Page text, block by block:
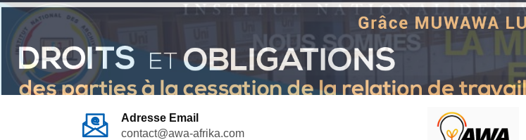
Adresse Email
contact@awa-afrika.com